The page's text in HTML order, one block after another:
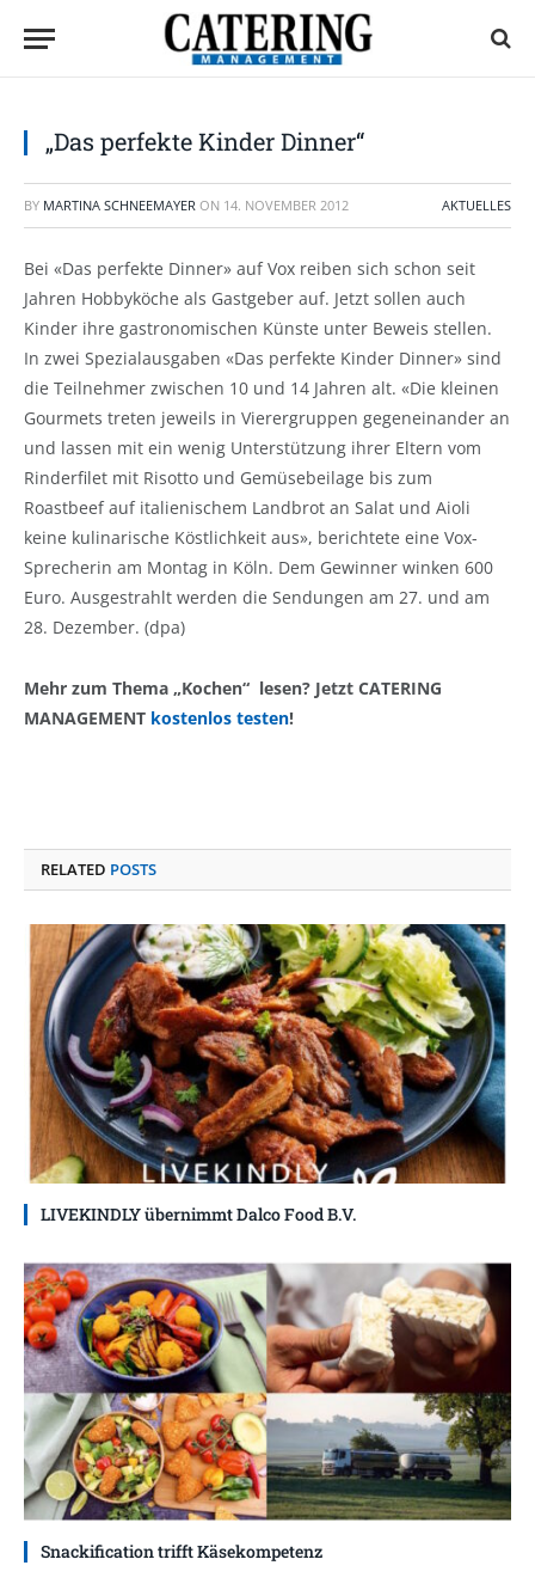
„Das perfekte Kinder Dinner“
BY MARTINA SCHNEEMAYER ON 14. NOVEMBER 2012 AKTUELLES
Bei «Das perfekte Dinner» auf Vox reiben sich schon seit
Jahren Hobbyköche als Gastgeber auf. Jetzt sollen auch
Kinder ihre gastronomischen Künste unter Beweis stellen.
In zwei Spezialausgaben «Das perfekte Kinder Dinner» sind
die Teilnehmer zwischen 10 und 14 Jahren alt. «Die kleinen
Gourmets treten jeweils in Vierergruppen gegeneinander an
und lassen mit ein wenig Unterstützung ihrer Eltern vom
Rinderfilet mit Risotto und Gemüsebeilage bis zum
Roastbeef auf italienischem Landbrot an Salat und Aioli
keine kulinarische Köstlichkeit aus», berichtete eine Vox-
Sprecherin am Montag in Köln. Dem Gewinner winken 600
Euro. Ausgestrahlt werden die Sendungen am 27. und am
28. Dezember. (dpa)
Mehr zum Thema „Kochen“ lesen? Jetzt CATERING
MANAGEMENT kostenlos testen!
RELATED POSTS
LIVEKINDLY übernimmt Dalco Food B.V.
Snackification trifft Käsekompetenz